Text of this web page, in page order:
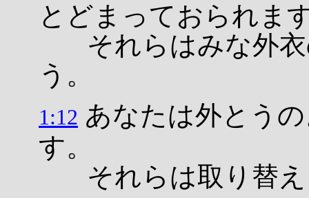
とどまっておられま
それらはみな外衣
う。
1:12 あなたは外とう
す。
それらは取り替え